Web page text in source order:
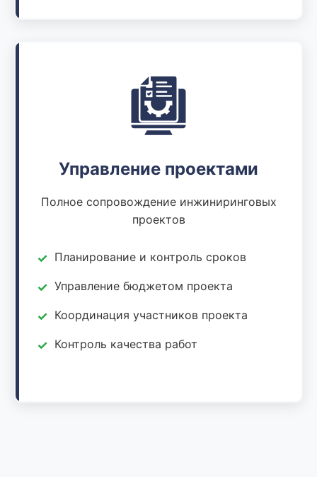
Управление проектами
Полное сопровождение инжиниринговых
проектов
Планирование и контроль сроков
Управление бюджетом проекта
Координация участников проекта
Контроль качества работ